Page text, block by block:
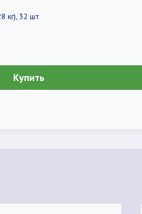
кг), 32 шт
Купить